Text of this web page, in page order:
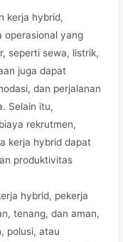
kerja hybrid,
operasional yang
seperti sewa, listrik,
juga dapat
dan perjalanan
Selain itu,
rekrutmen,
kerja hybrid dapat
produktivitas
hybrid, pekerja
tenang, dan aman,
polusi, atau